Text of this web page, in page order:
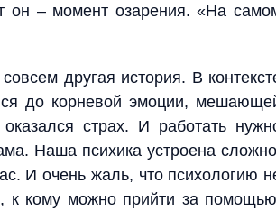
он – момент озарения. «На
другая история. В
до корневой эмоции,
страх. И работать
Наша психика устроена
И очень жаль, что психологию
к кому можно прийти за